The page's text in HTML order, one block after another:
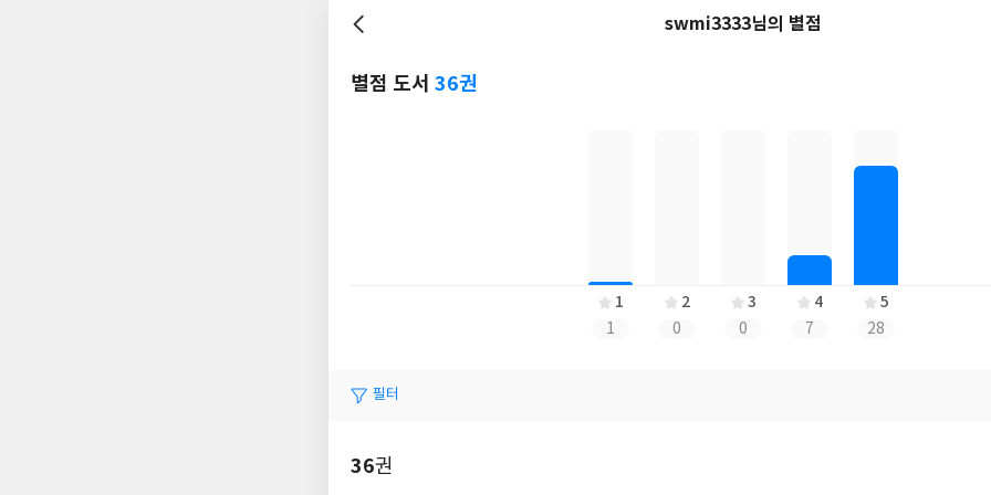
swmi3333님의 별점
별점 도서 36권
1
1
2
0
3
0
4
7
5
28
필터
36권